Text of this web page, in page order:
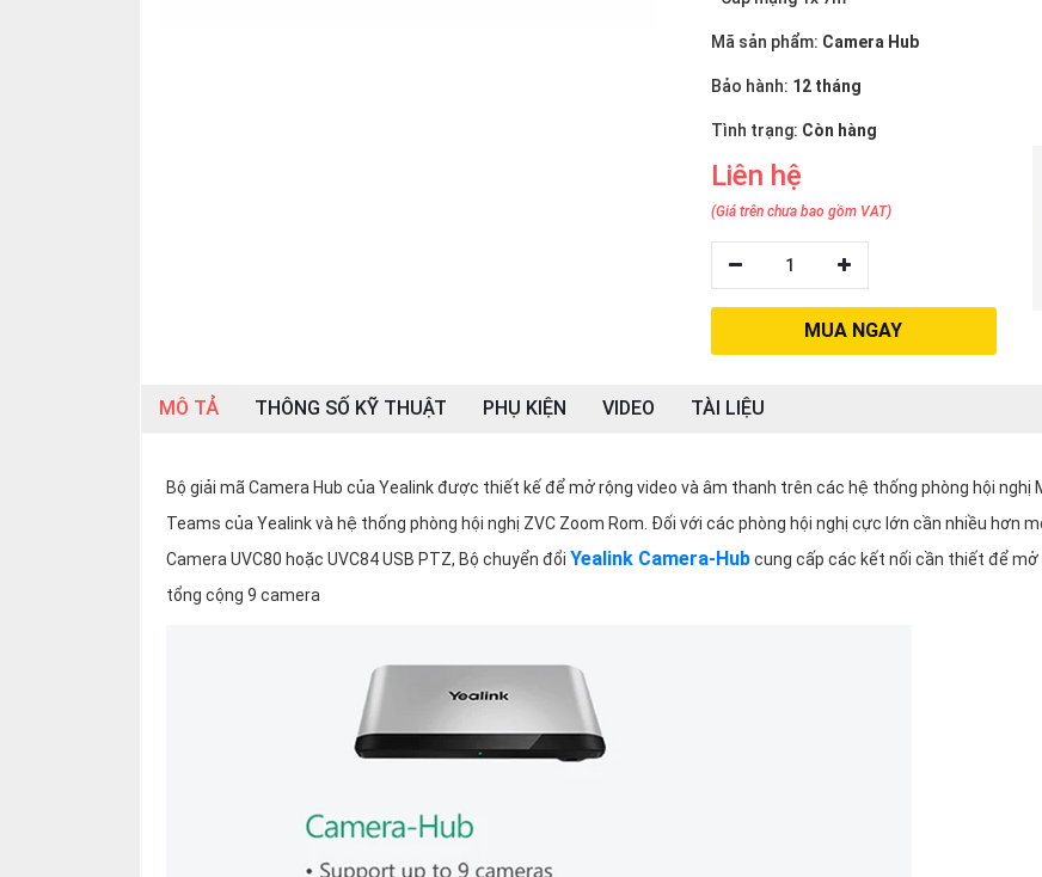
Mã sản phẩm: Camera Hub
Bảo hành: 12 tháng
Tình trạng: Còn hàng
Liên hệ
(Giá trên chưa bao gồm VAT)
1
MUA NGAY
MÔ TẢ THÔNG SỐ KỸ THUẬT PHỤ KIỆN VIDEO TÀI LIỆU
Bộ giải mã Camera Hub của Yealink được thiết kế để mở rộng video và âm thanh trên các hệ thống phòng hội nghị
Teams của Yealink và hệ thống phòng hội nghị ZVC Zoom Rom. Đối với các phòng hội nghị cực lớn cần nhiều hơn
Camera UVC80 hoặc UVC84 USB PTZ, Bộ chuyển đổi Yealink Camera-Hubcung cấp các kết nối cần thiết để mở
tổng cộng 9 camera